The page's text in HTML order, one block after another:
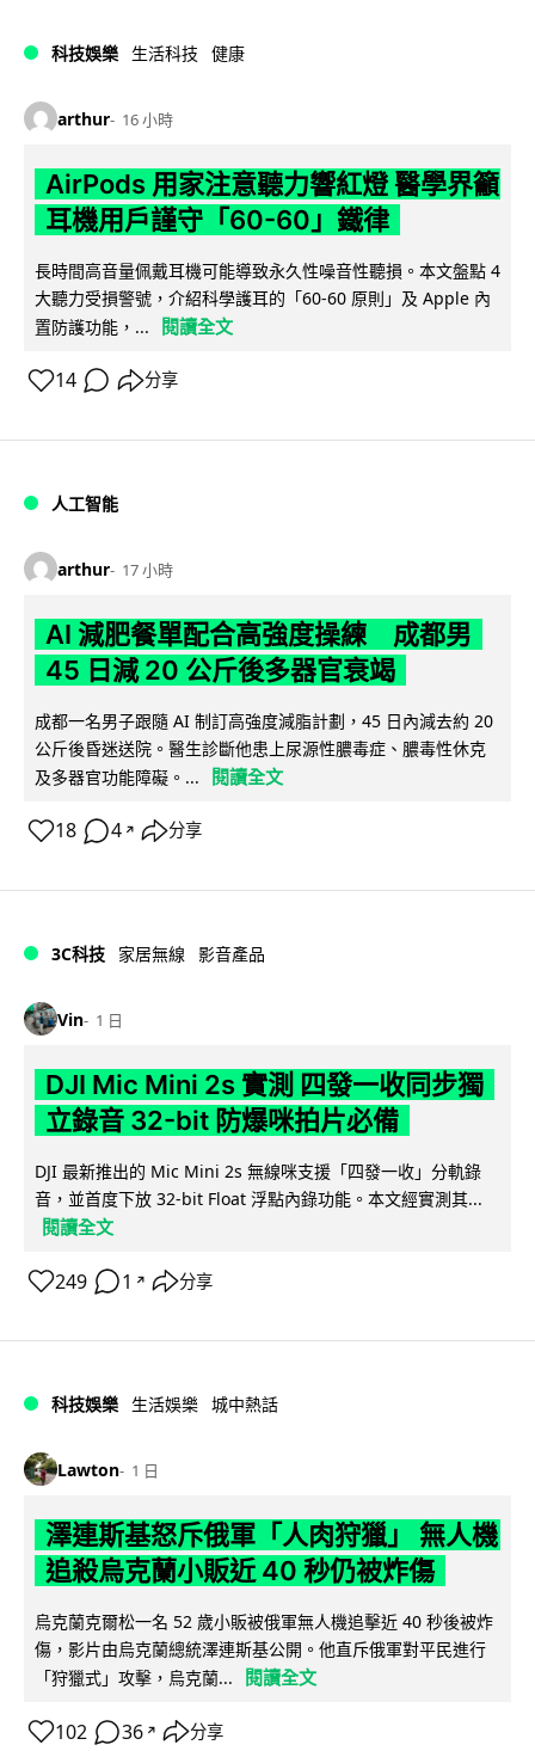
科技娛樂 生活科技 健康
arthur 16 小時
AirPods 用家注意聽力響紅燈 醫學界籲
耳機用戶謹守「60-60」鐵律
長時間高音量佩戴耳機可能導致永久性噪音性聽損。本文盤點 4
大聽力受損警號，介紹科學護耳的「60-60 原則」及 Apple 內
置防護功能，...
閱讀全文
14 分享
人工智能
arthur 17 小時
AI 減肥餐單配合高強度操練 成都男
45 日減 20 公斤後多器官衰竭
成都一名男子跟隨 AI 制訂高強度減脂計劃，45 日內減去約 20
公斤後昏迷送院。醫生診斷他患上尿源性膿毒症、膿毒性休克
及多器官功能障礙。...
閱讀全文
18 4 ↗ 分享
3C科技 家居無線 影音產品
Vin 1 日
DJI Mic Mini 2s 實測 四發一收同步獨
立錄音 32-bit 防爆咪拍片必備
DJI 最新推出的 Mic Mini 2s 無線咪支援「四發一收」分軌錄
音，並首度下放 32-bit Float 浮點內錄功能。本文經實測其...
閱讀全文
249 1 ↗ 分享
科技娛樂 生活娛樂 城中熱話
Lawton 1 日
澤連斯基怒斥俄軍「人肉狩獵」 無人機
追殺烏克蘭小販近 40 秒仍被炸傷
烏克蘭克爾松一名 52 歲小販被俄軍無人機追擊近 40 秒後被炸
傷，影片由烏克蘭總統澤連斯基公開。他直斥俄軍對平民進行
「狩獵式」攻擊，烏克蘭...
閱讀全文
102 36 ↗ 分享